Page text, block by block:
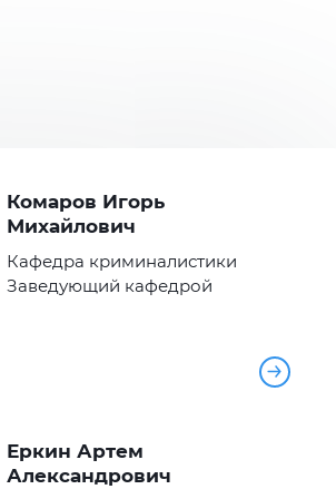
Комаров Игорь
Михайлович
Кафедра криминалистики
Заведующий кафедрой
Еркин Артем
Александрович